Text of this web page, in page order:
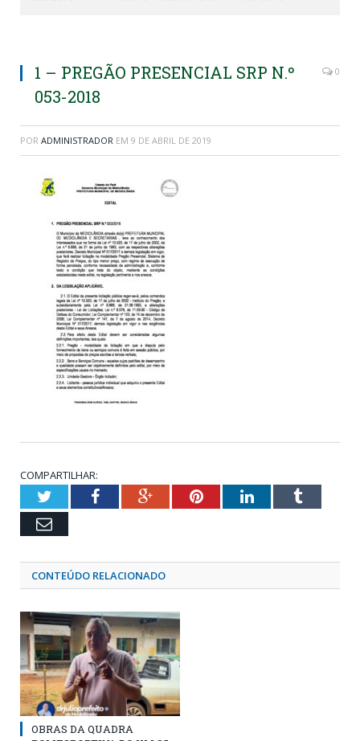
1 – PREGÃO PRESENCIAL SRP N.º
053-2018
0
POR ADMINISTRADOR EM 9 DE ABRIL DE 2019
COMPARTILHAR:
TwitterFacebookGoogle+PinterestLinkedInTumblr
Email
CONTEÚDO RELACIONADO
OBRAS DA QUADRA